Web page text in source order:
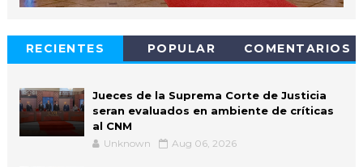
RECIENTES POPULAR COMENTARIOS
Jueces de la Suprema Corte de Justicia
seran evaluados en ambiente de críticas
al CNM
Unknown Aug 06, 2026